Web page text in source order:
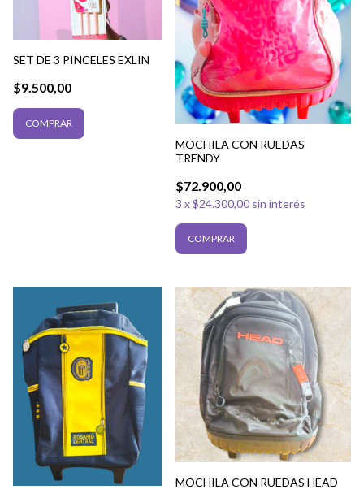
SET DE 3 PINCELES EXLIN
$9.500,00
MOCHILA CON RUEDAS
TRENDY
$72.900,00
3 x$24.300,00 sin interés
MOCHILA CON RUEDAS HEAD